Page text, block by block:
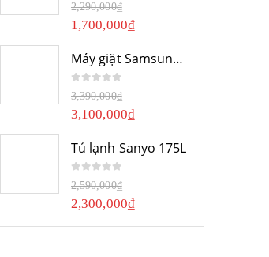
2,290,000₫
1,700,000₫
Máy giặt Samsung 10Kg
0 out of 5
3,390,000₫
3,100,000₫
Tủ lạnh Sanyo 175L
0 out of 5
2,590,000₫
2,300,000₫